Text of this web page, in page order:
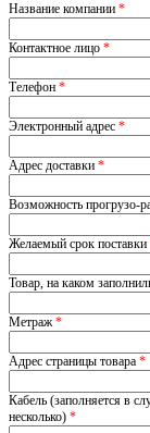
Название компании *
Контактное лицо *
Телефон *
Электронный адрес *
Адрес доставки *
Возможность прогрузо-
Желаемый срок поставки
Товар, на каком
Метраж*
Адрес страницы товара *
Кабель (заполняется в
несколько) *